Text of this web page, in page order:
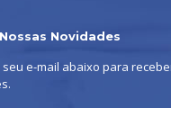
Nossas Novidades
seu e-mail abaixo para